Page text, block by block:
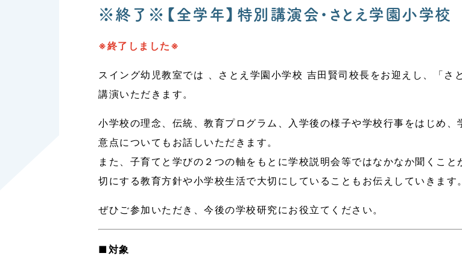
※終了※【全学年】特別講演会・さとえ学園小学校
※終了しました※
スイング幼児教室では 、さとえ学園小学校 吉田賢司校長をお迎えし、「さ
講演いただきます。
小学校の理念、伝統、教育プログラム、入学後の様子や学校行事をはじめ
意点についてもお話しいただきます。
また、子育てと学びの２つの軸をもとに学校説明会等ではなかなか聞くこ
切にする教育方針や小学校生活で大切にしていることもお伝えしていきます。
ぜひご参加いただき、今後の学校研究にお役立てください。
■対象